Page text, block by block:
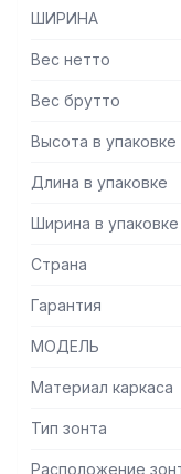
— Бескаркасный
0,8мм
— Поставляется в
ШИРИНА
Вес нетто
Вес брутто
Высота в упаковке
Длина в упаковке
Ширина в упаковке
Страна
Гарантия
МОДЕЛЬ
Материал каркаса
Тип зонта
Расположение